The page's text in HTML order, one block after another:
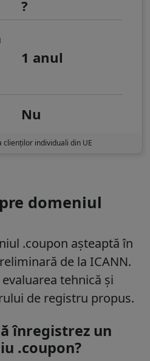
?
1 anul
Nu
clienților individuali din UE
domeniul
.coupon așteaptă în
de la ICANN.
tehnică și
de registru propus.
înregistrez un
.coupon?